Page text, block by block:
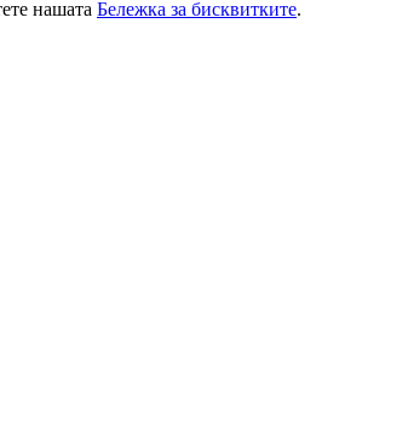
нашата Бележка за бисквитките.